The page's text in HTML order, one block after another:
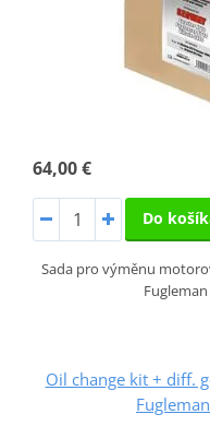
64,00 €
Do
Sada pro výměnu
Oil change kit + diff.